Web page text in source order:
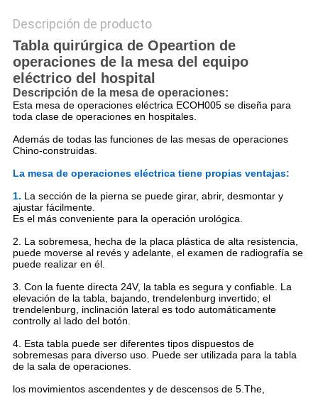
Descripción de producto
Tabla quirúrgica de Opeartion de
operaciones de la mesa del equipo
eléctrico del hospital
Descripción de la mesa de operaciones:
Esta mesa de operaciones eléctrica ECOH005 se diseña para
toda clase de operaciones en hospitales.
Además de todas las funciones de las mesas de operaciones
Chino-construidas.
La mesa de operaciones eléctrica tiene propias ventajas:
1. La sección de la pierna se puede girar, abrir, desmontar y
ajustar fácilmente.
Es el más conveniente para la operación urológica.
2. La sobremesa, hecha de la placa plástica de alta resistencia,
puede moverse al revés y adelante, el examen de radiografía se
puede realizar en él.
3. Con la fuente directa 24V, la tabla es segura y confiable. La
elevación de la tabla, bajando, trendelenburg invertido; el
trendelenburg, inclinación lateral es todo automáticamente
controlly al lado del botón.
4. Esta tabla puede ser diferentes tipos dispuestos de
sobremesas para diverso uso. Puede ser utilizada para la tabla
de la sala de operaciones.
los movimientos ascendentes y de descensos de 5.The,